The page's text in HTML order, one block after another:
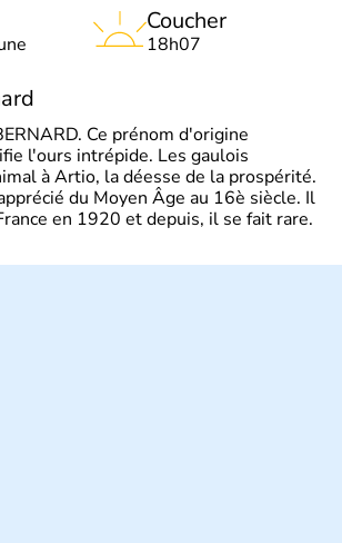
Coucher
18h07
Ce prénom d'origine
l'ours intrépide. Les gaulois
à Artio, la déesse de la prospérité.
du Moyen Âge au 16è siècle. Il
en 1920 et depuis, il se fait rare.